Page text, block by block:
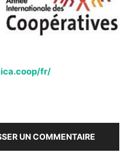
fr/
UN COMMENTAIRE